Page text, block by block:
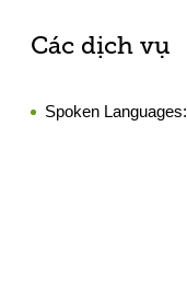
Các dịch vụ
Spoken Languages: